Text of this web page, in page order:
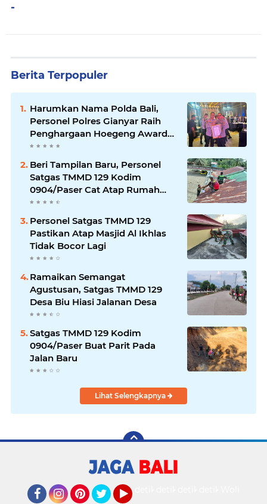
-
Berita Terpopuler
Harumkan Nama Polda Bali,
Personel Polres Gianyar Raih
Penghargaan Hoegeng Awards
2026
Beri Tampilan Baru, Personel
Satgas TMMD 129 Kodim
0904/Paser Cat Atap Rumah
Marbot
Personel Satgas TMMD 129
Pastikan Atap Masjid Al Ikhlas
Tidak Bocor Lagi
Ramaikan Semangat
Agustusan, Satgas TMMD 129
Desa Biu Hiasi Jalanan Desa
Satgas TMMD 129 Kodim
0904/Paser Buat Parit Pada
Jalan Baru
Lihat Selengkapnya